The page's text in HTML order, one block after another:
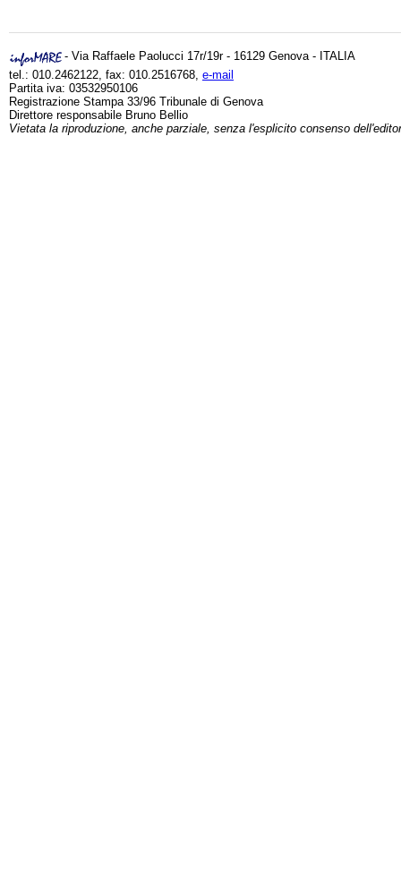
- Via Raffaele Paolucci 17r/19r - 16129 Genova - ITALIA
tel.: 010.2462122, fax: 010.2516768, e-mail
Partita iva: 03532950106
Registrazione Stampa 33/96 Tribunale di Genova
Direttore responsabile Bruno Bellio
Vietata la riproduzione, anche parziale, senza l'esplicito consenso